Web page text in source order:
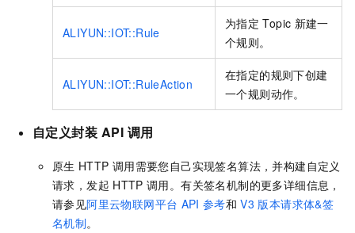
ALIYUN::IOT::Rule
为指定 Topic 新建一
个规则。
ALIYUN::IOT::RuleAction
在指定的规则下创建
一个规则动作。
自定义封装 API 调用
原生 HTTP 调用需要您自己实现签名算法，并构建自定义
请求，发起 HTTP 调用。有关签名机制的更多详细信息，
请参见阿里云物联网平台 API 参考和 V3 版本请求体&签
名机制。